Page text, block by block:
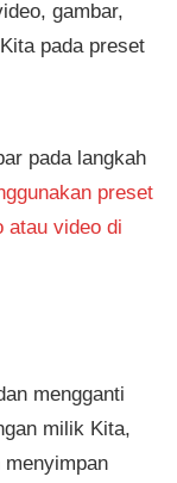
gambar,
pada preset
pada langkah
preset
atau video di
mengganti
milik Kita,